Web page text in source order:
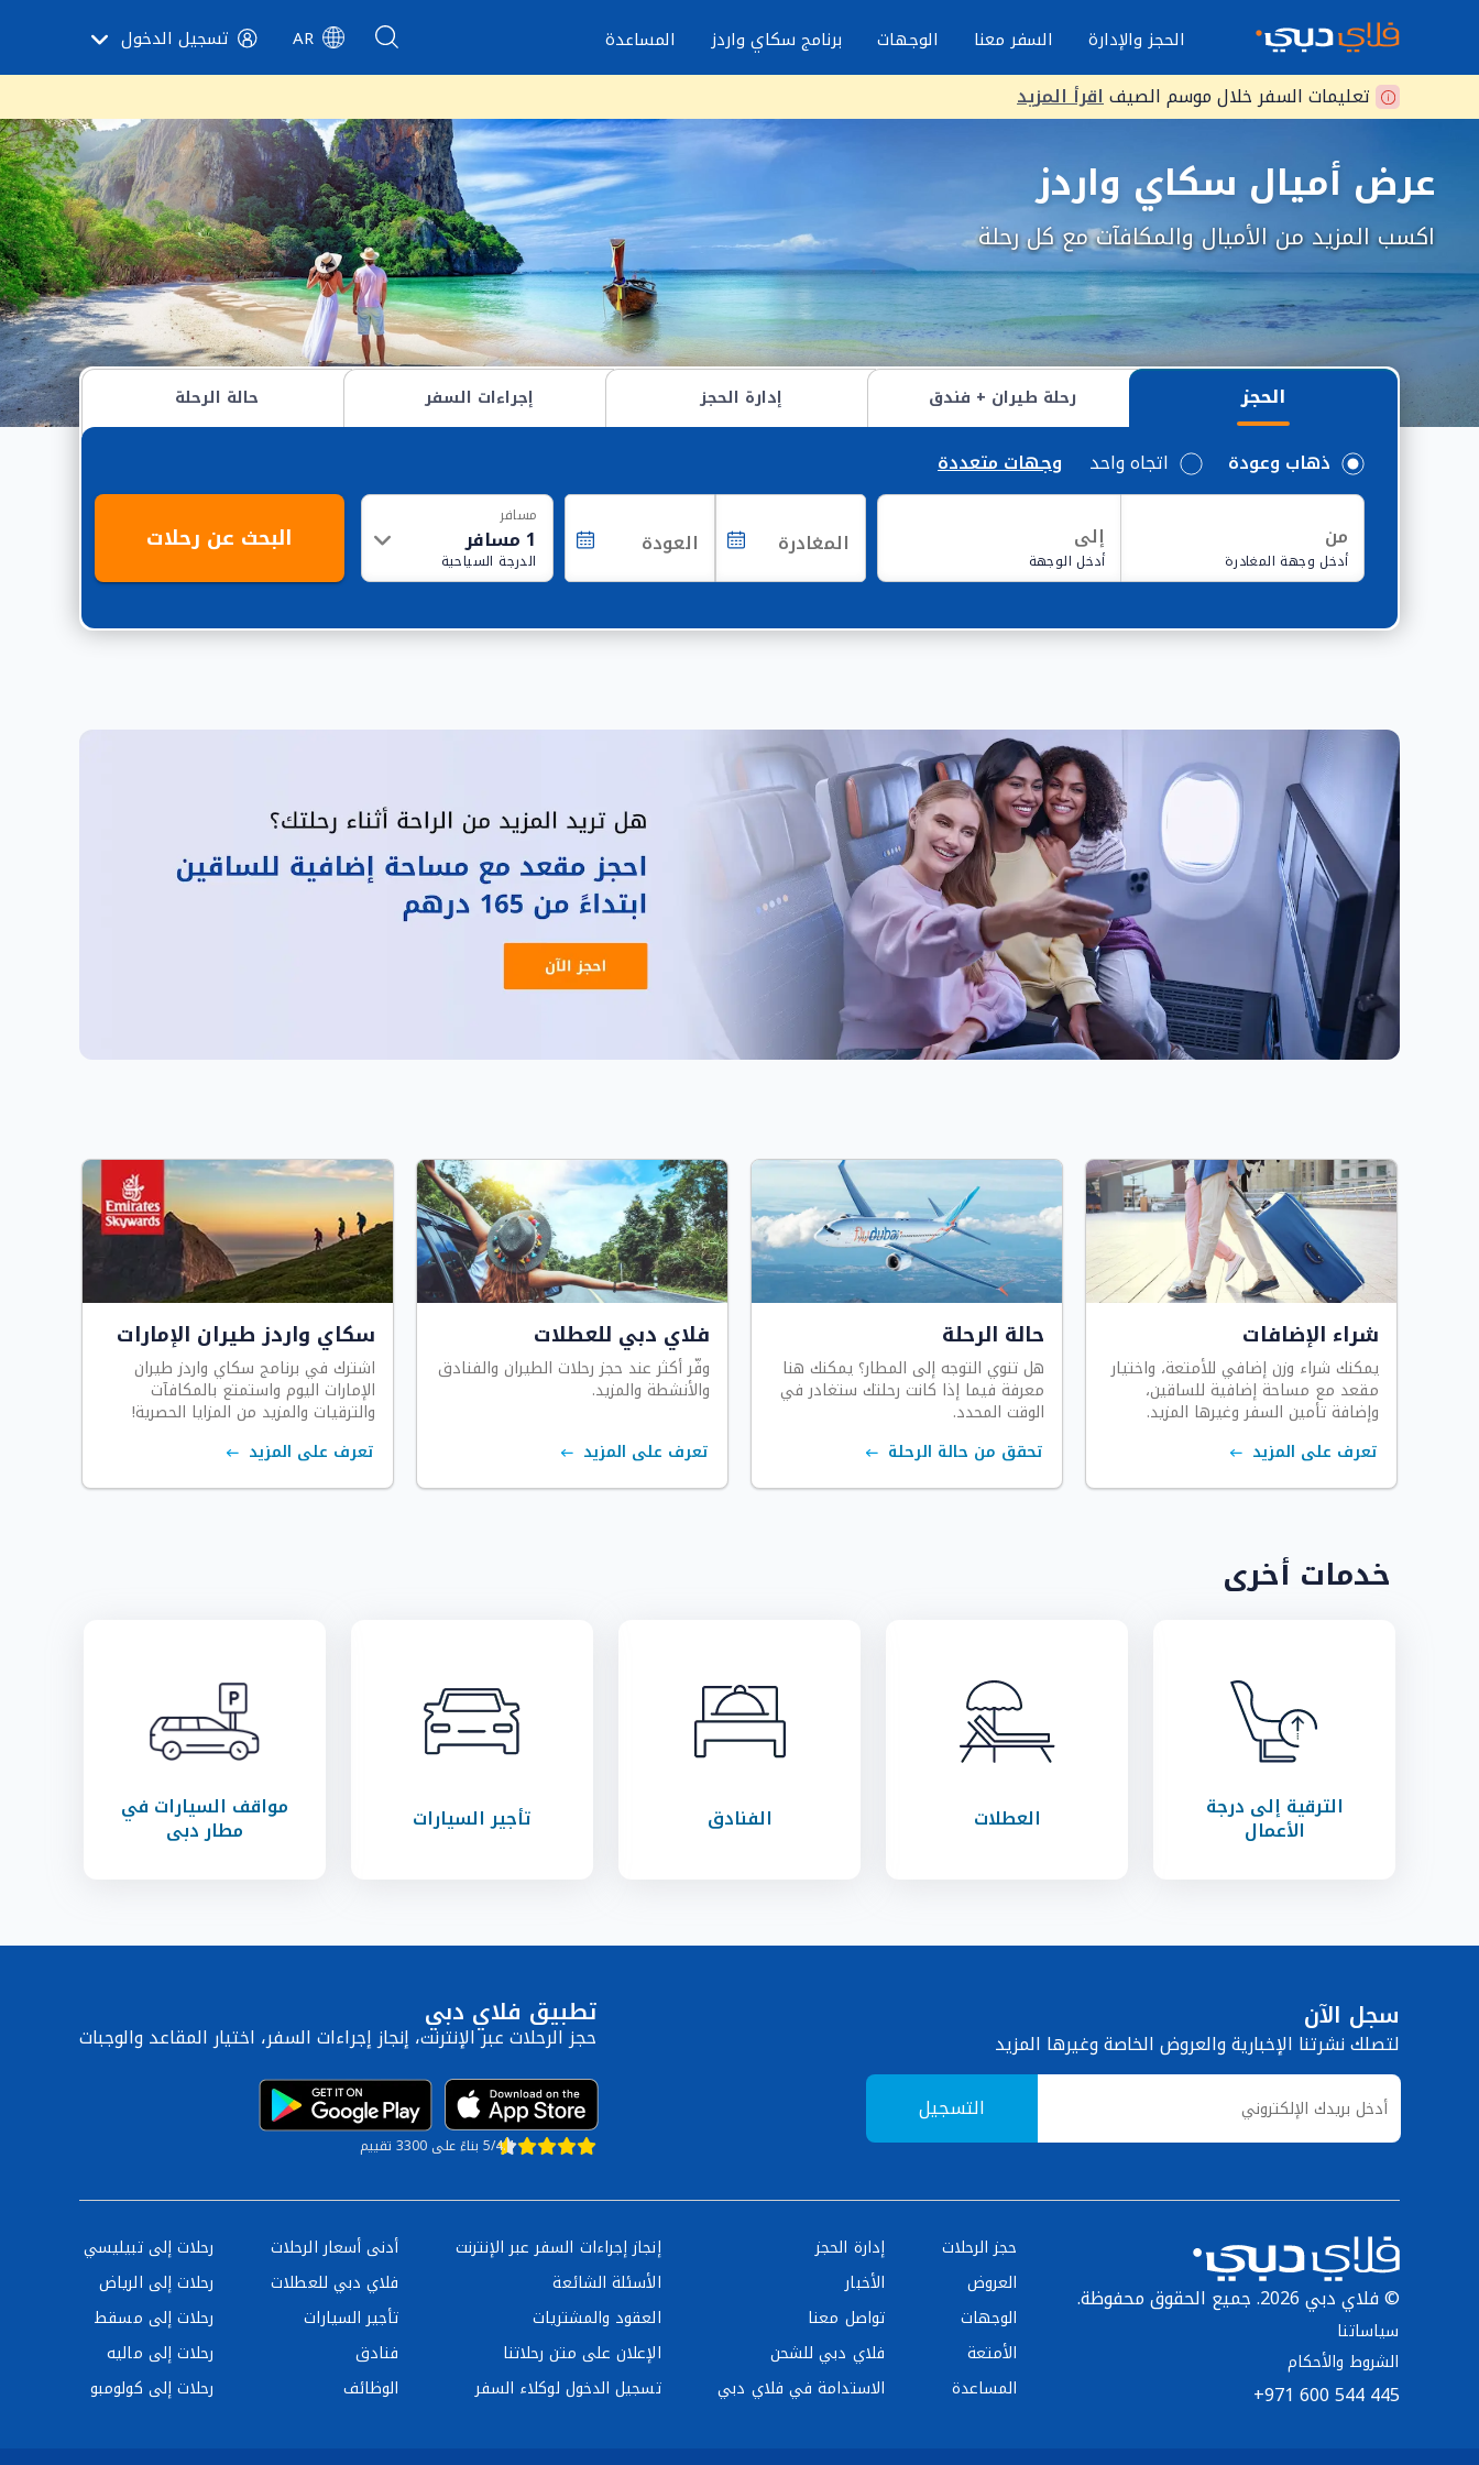
الحجز والإدارة السفر معنا الوجهات برنامج سكاي واردز المساعدة AR تسجيل الدخول
تعليمات السفر خلال موسم الصيفاقرأ المزيد
عرض أميال سكاي واردز
اكسب المزيد من الأميال والمكافآت مع كل رحلة
الحجز رحلة طيران + فندق إدارة الحجز إجراءات السفر حالة الرحلة
ذهاب وعودة اتجاه واحد وجهات متعددة
من
أدخل وجهة المغادرة
إلى
أدخل الوجهة
المغادرة العودة
مسافر
الدرجة السياحية
البحث عن رحلات
شراء الإضافات
يمكنك شراء وزن إضافي للأمتعة، واختيار
مقعد مع مساحة إضافية للساقين،
وإضافة تأمين السفر وغيرها المزيد.
تعرف على المزيد
حالة الرحلة
هل تنوي التوجه إلى المطار؟ يمكنك هنا
معرفة فيما إذا كانت رحلتك ستغادر في
الوقت المحدد.
تحقق من حالة الرحلة
فلاي دبي للعطلات
وفّر أكثر عند حجز رحلات الطيران والفنادق
والأنشطة والمزيد.
تعرف على المزيد
سكاي واردز طيران الإمارات
اشترك في برنامج سكاي واردز طيران
الإمارات اليوم واستمتع بالمكافآت
والترقيات والمزيد من المزايا الحصرية!
تعرف على المزيد
خدمات أخرى
الترقية إلى درجة
الأعمال العطلات الفنادق تأجير السيارات مواقف السيارات في
مطار دبي
سجل الآن
لتصلك نشرتنا الإخبارية والعروض الخاصة وغيرها المزيد
التسجيل
تطبيق فلاي دبي
حجز الرحلات عبر الإنترنت، إنجاز إجراءات السفر، اختيار المقاعد والوجبات
5/4.4 بناءً على 3300 تقييم
© فلاي دبي 2026. جميع الحقوق محفوظة.
سياساتنا
الشروط والأحكام
+971 600 544 445
حجز الرحلات
العروض
الوجهات
الأمتعة
المساعدة
إدارة الحجز
الأخبار
تواصل معنا
فلاي دبي للشحن
الاستدامة في فلاي دبي
إنجاز إجراءات السفر عبر الإنترنت
الأسئلة الشائعة
العقود والمشتريات
الإعلان على متن رحلاتنا
تسجيل الدخول لوكلاء السفر
أدنى أسعار الرحلات
فلاي دبي للعطلات
تأجير السيارات
فنادق
الوظائف
رحلات إلى تبيليسي
رحلات إلى الرياض
رحلات إلى مسقط
رحلات إلى ماليه
رحلات إلى كولومبو